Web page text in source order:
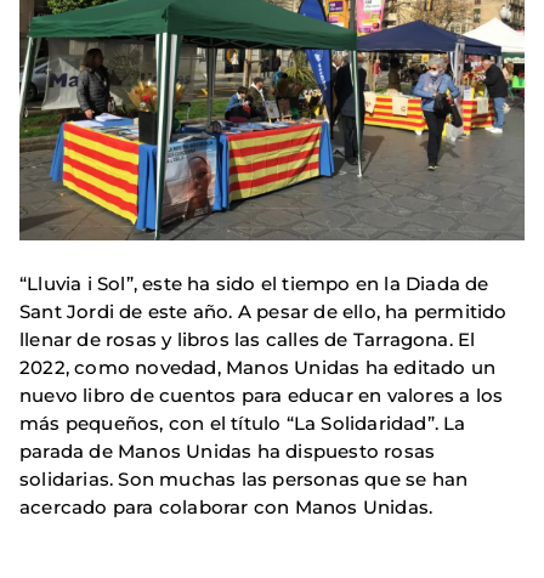
“Lluvia i Sol”, este ha sido el tiempo en la Diada de
Sant Jordi de este año. A pesar de ello, ha permitido
llenar de rosas y libros las calles de Tarragona. El
2022, como novedad, Manos Unidas ha editado un
nuevo libro de cuentos para educar en valores a los
más pequeños, con el título “La Solidaridad”. La
parada de Manos Unidas ha dispuesto rosas
solidarias. Son muchas las personas que se han
acercado para colaborar con Manos Unidas.